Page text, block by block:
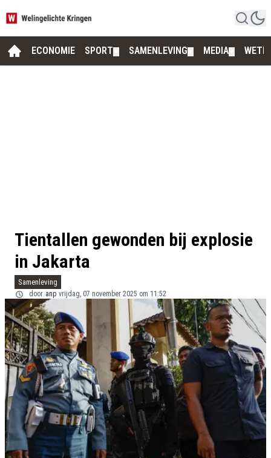
ECONOMIE SPORT SAMENLEVING MEDIA
Tientallen gewonden bij explosie
in Jakarta
Samenleving
door anp vrijdag, 07 november 2025 om 11:52